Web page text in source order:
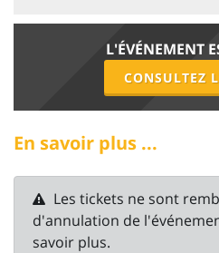
L'ÉVÉNEMENT
CONSULTEZ
En savoir plus ...
Les tickets ne sont
d'annulation de
savoir plus.